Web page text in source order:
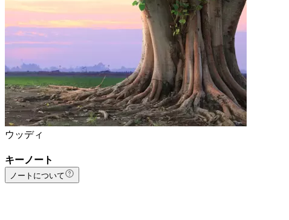
ウッディ
キーノート
ノートについて